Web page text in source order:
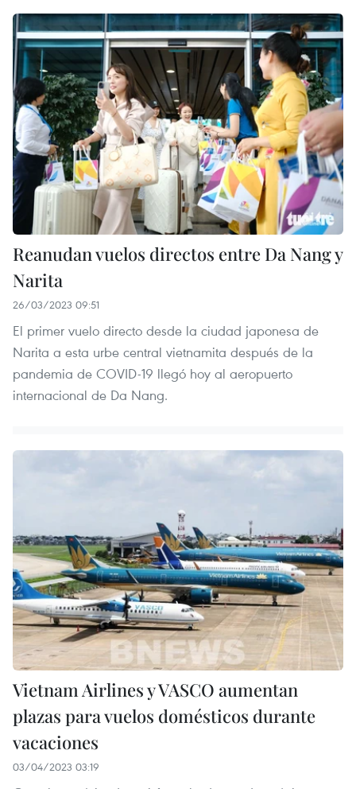
Reanudan vuelos directos entre Da Nang y
Narita
26/03/2023 09:51
El primer vuelo directo desde la ciudad japonesa de
Narita a esta urbe central vietnamita después de la
pandemia de COVID-19 llegó hoy al aeropuerto
internacional de Da Nang.
Vietnam Airlines y VASCO aumentan
plazas para vuelos domésticos durante
vacaciones
03/04/2023 03:19